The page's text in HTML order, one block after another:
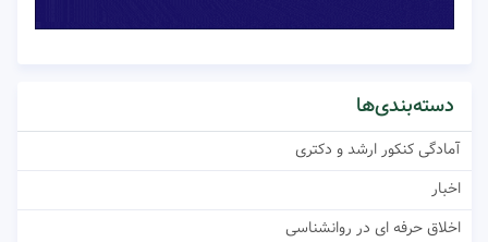
دسته‌بندی‌ها
آمادگی کنکور ارشد و دکتری
اخبار
اخلاق حرفه ای در روانشناسی